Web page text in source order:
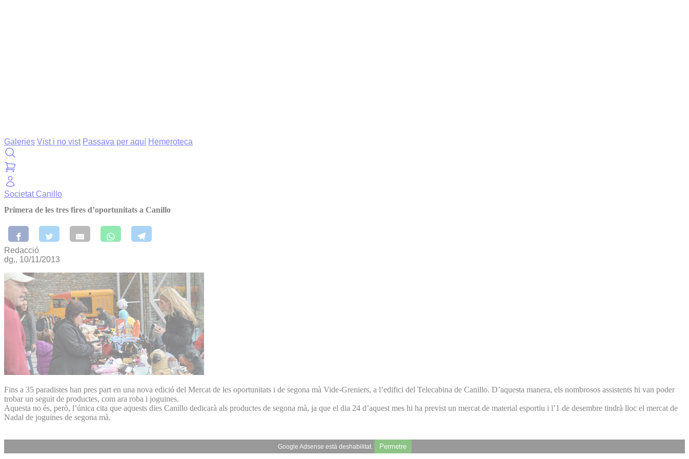
Galeries Vist i no vist Passava per aquí Hemeroteca
Societat Canillo
Primera de les tres fires d’oportunitats a Canillo
Redacció
dg., 10/11/2013
Fins a 35 paradistes han pres part en una nova edició del Mercat de les oportunitats i de segona mà Vide-Greniers, a l’edifici del Telecabina de Canillo. D’aquesta manera, els nombrosos assistents hi van poder
trobar un seguit de productes, com ara roba i joguines.
Aquesta no és, però, l’única cita que aquests dies Canillo dedicarà als productes de segona mà, ja que el dia 24 d’aquest mes hi ha previst un mercat de material esportiu i l’1 de desembre tindrà lloc el mercat de
Nadal de joguines de segona mà.
Google Adsense està deshabilitat. Permetre